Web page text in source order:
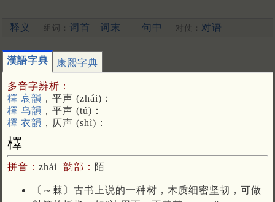
释义 组词： 词首 词末 句中 对仗： 对语
漢語字典 康熙字典
多音字辨析：
檡 哀韻 ，平声 (zhái)：
檡 乌韻 ，平声 (tú)：
檡 衣韻 ，仄声 (shì)：
檡
拼音： zhái 韵部： 陌
〔～棘〕古书上说的一种树，木质细密坚韧，可做